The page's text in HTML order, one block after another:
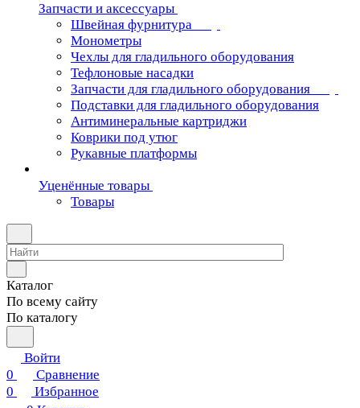
Запчасти и аксессуары
Швейная фурнитура
Монометры
Чехлы для гладильного оборудования
Тефлоновые насадки
Запчасти для гладильного оборудования
Подставки для гладильного оборудования
Антиминеральные картриджи
Коврики под утюг
Рукавные платформы
Уценённые товары
Товары
Каталог
По всему сайту
По каталогу
Войти
0
Сравнение
0
Избранное